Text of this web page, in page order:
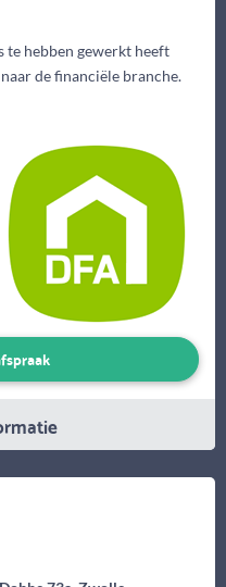
te hebben gewerkt heeft
de financiële branche.